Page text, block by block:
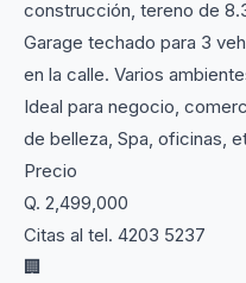
construcción, tereno de
Garage techado para 3
en la calle. Varios
Ideal para negocio,
de belleza, Spa, oficinas,
Precio
Q. 2,499,000
Citas al tel. 4203 5237
🏢